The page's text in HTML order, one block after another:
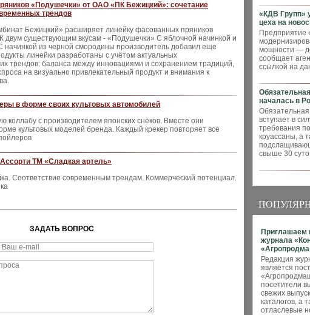
«КДВ Групп»
цеха на
Предприятие
мощности —
сообщает
ссылкой на
началась в
Обязательная
вступает в
требования
круассаны, а
свыше 30
Приглашаем
журнала
Редакция
является
посетители
свежих
каталогов, а
отласлевые
«Подушечки» от ОАО «ПК Бежицкий»: сочетание
трендов
Бежицкий» расширяет линейку фасованных пряников
двум существующим вкусам - «Подушечки» С яблочной начинкой и
начинкой из черной смородины производитель добавил еще
линейки разработаны с учётом актуальных
трендов: баланса между инновациями и сохранением традиций,
на визуально привлекательный продукт и внимания к
в форме своих культовых автомобилей
коллабу с производителем японских снеков. Вместе они
культовых моделей бренда. Каждый крекер повторяет все
ТМ «Сладкая артель»
Соответствие современным трендам. Коммерческий потенциал.
ЗАДАТЬ ВОПРОС